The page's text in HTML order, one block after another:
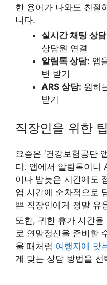
한 용어가 나와도 친절
니다.
실시간 채팅 상
상담원 연결
알림톡 상담: 앱
변 받기
ARS 상담: 원하
받기
직장인을 위한 팁
요즘은 ‘건강보험공단
다. 앱에서 알림톡이나
이나 밤늦은 시간에도
업 시간에 순차적으로
쁜 직장인에게 정말 유
또한, 귀한 휴가 시간
로 연말정산을 준비할
울 때처럼 여행지에 맞
게 맞는 상담 방법을 선